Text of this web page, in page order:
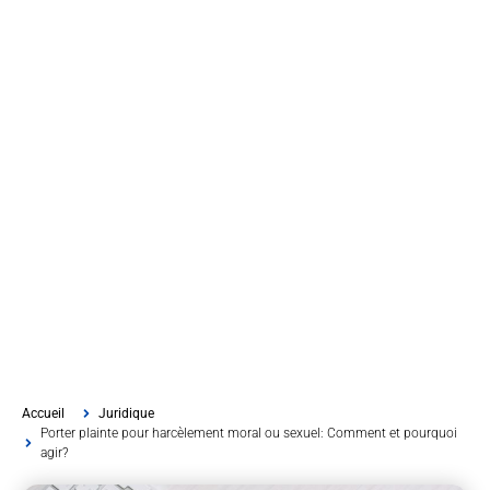
Accueil
Juridique
Porter plainte pour harcèlement moral ou sexuel: Comment et pourquoi
agir?